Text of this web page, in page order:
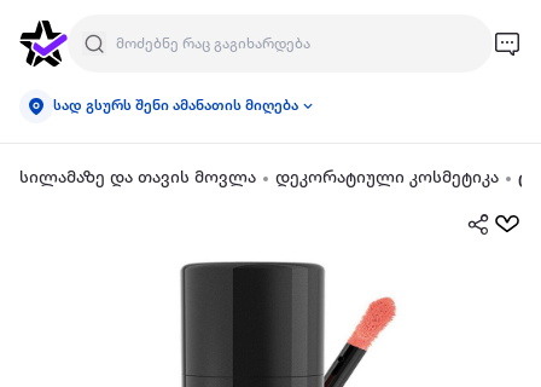
სად გსურს შენი ამანათის მიღება
სილამაზე და თავის მოვლა დეკორატიული კოსმეტიკა